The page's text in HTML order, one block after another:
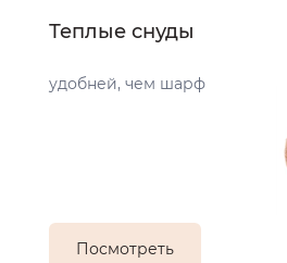
Теплые снуды
удобней, чем шарф
Посмотреть